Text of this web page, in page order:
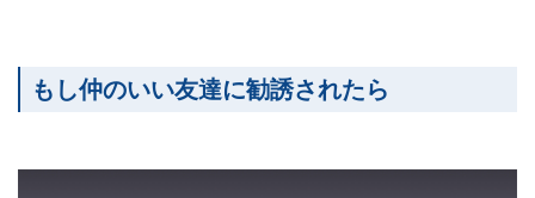
もし仲のいい友達に勧誘されたら